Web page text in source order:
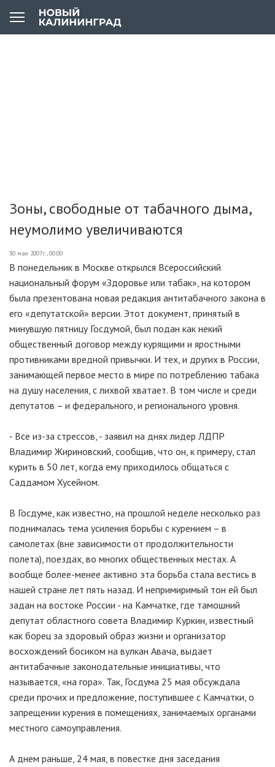
Зоны, свободные от табачного дыма,
неумолимо увеличиваются
30 мая 2007г., 00:00
В понедельник в Москве открылся Всероссийский
национальный форум «Здоровье или табак», на котором
была презентована новая редакция антитабачного закона в
его «депутатской» версии. Этот документ, принятый в
минувшую пятницу Госдумой, был подан как некий
общественный договор между курящими и яростными
противниками вредной привычки. И тех, и других в России,
занимающей первое место в мире по потреблению табака
на душу населения, с лихвой хватает. В том числе и среди
депутатов – и федерального, и регионального уровня.
- Все из-за стрессов, - заявил на днях лидер ЛДПР
Владимир Жириновский, сообщив, что он, к примеру, стал
курить в 50 лет, когда ему приходилось общаться с
Саддамом Хусейном.
В Госдуме, как известно, на прошлой неделе несколько раз
поднималась тема усиления борьбы с курением – в
самолетах (вне зависимости от продолжительности
полета), поездах, во многих общественных местах. А
вообще более-менее активно эта борьба стала вестись в
нашей стране лет пять назад. И непримиримый тон ей был
задан на востоке России - на Камчатке, где тамошний
депутат областного совета Владимир Куркин, известный
как борец за здоровый образ жизни и организатор
восхождений босиком на вулкан Авача, выдает
антитабачные законодательные инициативы, что
называется, «на гора». Так, Госдума 25 мая обсуждала
среди прочих и предложение, поступившее с Камчатки, о
запрещении курения в помещениях, занимаемых органами
местного самоуправления.
А днем раньше, 24 мая, в повестке дня заседания